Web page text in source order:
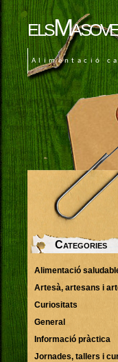
Alimentació
Categories
Alimentació
Artesà, artesans i
Curiositats
General
Informació pràctica
Jornades, tallers i